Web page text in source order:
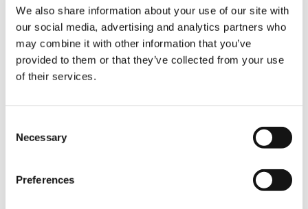
We also share information about your use of our site with
our social media, advertising and analytics partners who
may combine it with other information that you’ve
provided to them or that they’ve collected from your use
of their services.
Selection
Necessary
Preferences
Metern mit 360 Tonnen, die auf einem Demag
Gegengewichtswagen platziert waren. Zur
Aufnahme der Lasten wurde eine
doppelzügige Hakenflasche mit 9facher
Einscherung montiert.
„Damit war unser Demag PC 6800-1 optimal
Sheerleg-Bootes sicher zu heben“, berichtet
Mart van Hoorn. Die bis zu 39 Meter langen